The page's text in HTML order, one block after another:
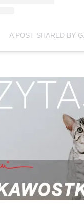
A POST SHARED BY